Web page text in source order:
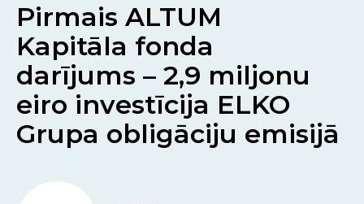
Pirmais ALTUM
Kapitāla fonda
darījums – 2,9 miljonu
eiro investīcija ELKO
Grupa obligāciju emisijā